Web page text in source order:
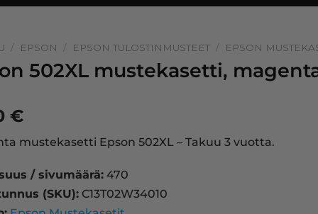
/ EPSON / EPSON TULOSTINMUSTEET / EPSON
502XL mustekasetti,
€
mustekasetti Epson 502XL – Takuu 3 vuotta.
/ sivumäärä: 470
(SKU): C13T02W34010